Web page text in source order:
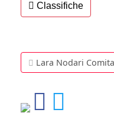
Classifiche
Lara Nodari